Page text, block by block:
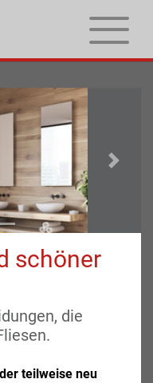
Weiter
schöner
die
teilweise neu